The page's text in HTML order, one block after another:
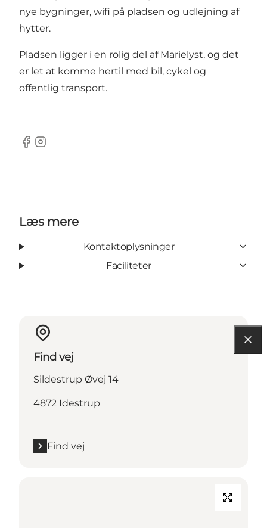
nye bygninger, wifi på pladsen og udlejning af
hytter.
Pladsen ligger i en rolig del af Marielyst, og det
er let at komme hertil med bil, cykel og
offentlig transport.
Facebook
Instagram
Læs mere
Kontaktoplysninger
Faciliteter
Find vej
Sildestrup Øvej 14
4872 Idestrup
Find vej